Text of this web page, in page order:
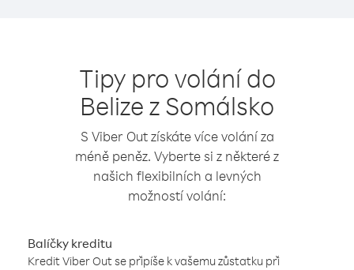
Tipy pro volání do
Belize z Somálsko
S Viber Out získáte více volání za
méně peněz. Vyberte si z některé z
našich flexibilních a levných
možností volání:
Balíčky kreditu
Kredit Viber Out se připíše k vašemu zůstatku při